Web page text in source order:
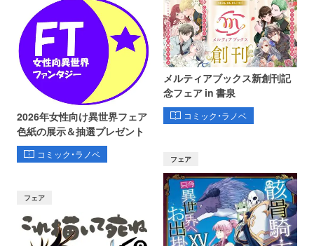
2026年女性向け異世界フェア
色紙の展示＆抽選プレゼント
コミック・ラノベ
メルティアブックス新創刊記
念フェア in 書泉
コミック・ラノベ
フェア
フェア